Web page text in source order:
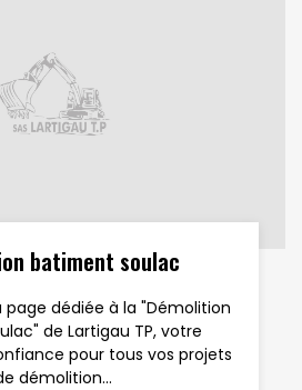
batiment soulac
page dédiée à la "Démolition
de Lartigau TP, votre
pour tous vos projets
démolition...